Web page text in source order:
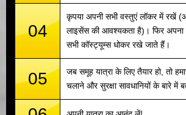
04
कृपया अपनी सभी वस्तुएं लॉकर में रखें
लाइसेंस की आवश्यकता है)। फिर अपना
सभी कॉस्ट्यूम्स धोकर रखे जाते हैं।
05
जब समूह यात्रा के लिए तैयार हो, तो
चलाने और सुरक्षा सावधानियों के बारे में